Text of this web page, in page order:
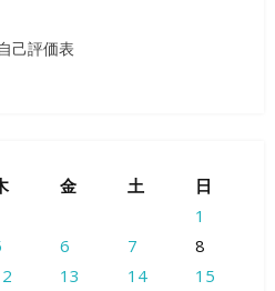
己評価表
金 土
日
1
6 7
8
13 14
15